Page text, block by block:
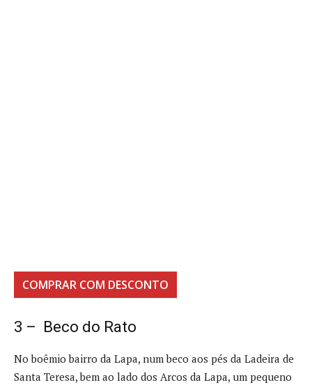
COMPRAR COM DESCONTO
3 – Beco do Rato
No boêmio bairro da Lapa, num beco aos pés da Ladeira de
Santa Teresa, bem ao lado dos Arcos da Lapa, um pequeno